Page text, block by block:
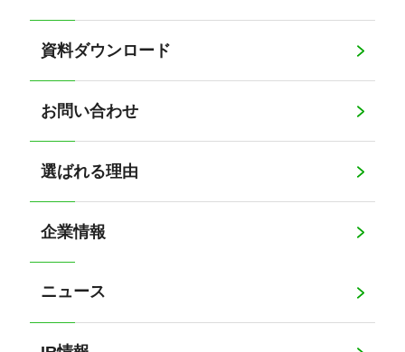
資料ダウンロード
お問い合わせ
選ばれる理由
企業情報
ニュース